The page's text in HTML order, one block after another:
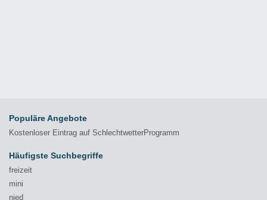
Populäre Angebote
Kostenloser Eintrag auf SchlechtwetterProgramm
Häufigste Suchbegriffe
freizeit
mini
nied